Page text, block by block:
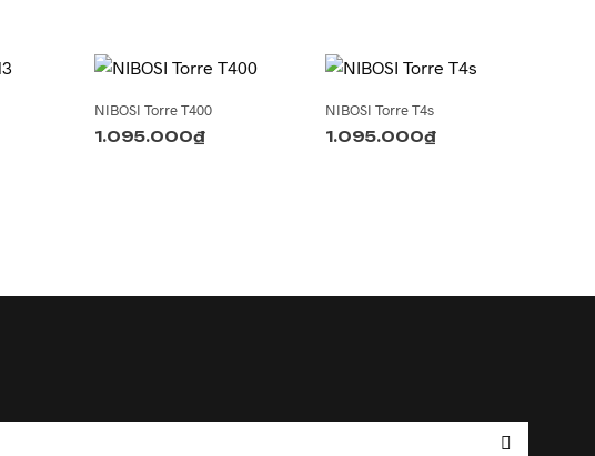
NIBOSI Torre T400
1.095.000₫
NIBOSI Torre T4s
1.095.000₫